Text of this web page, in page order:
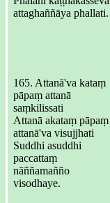
attaghaññāya phallati.
165. Attanā'va kataṃ
pāpaṃ attanā
saṃkilissati
Attanā akataṃ pāpaṃ
attanā'va visujjhati
Suddhi asuddhi
paccattaṃ
nāññamañño
visodhaye.